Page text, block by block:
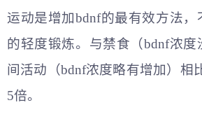
运动是增加bdnf的最有效方法，
的轻度锻炼。与禁食（bdnf浓度
间活动（bdnf浓度略有增加）相
5倍。